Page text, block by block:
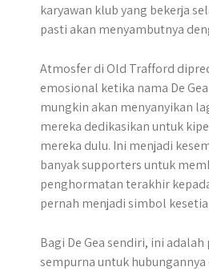
karyawan klub yang bekerja
pasti akan menyambutnya
Atmosfer di Old Trafford
emosional ketika nama De
mungkin akan menyanyikan
mereka dedikasikan untuk
mereka dulu. Ini menjadi
banyak supporters untuk
penghormatan terakhir
pernah menjadi simbol
Bagi De Gea sendiri, ini
sempurna untuk hubungannya